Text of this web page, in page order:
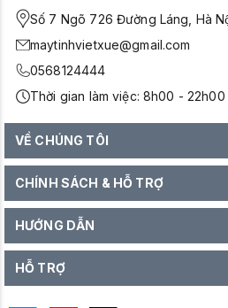
Số 7 Ngõ 726 Đường Láng, Hà
maytinhvietxue@gmail.com
0568124444
Thời gian làm việc: 8h00 - 22h00
VỀ CHÚNG TÔI
CHÍNH SÁCH & HỖ TRỢ
HƯỚNG DẪN
HỖ TRỢ